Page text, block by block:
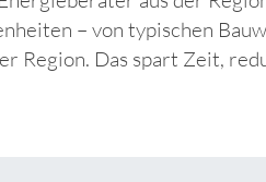
– von typischen
Region. Das spart Zeit,